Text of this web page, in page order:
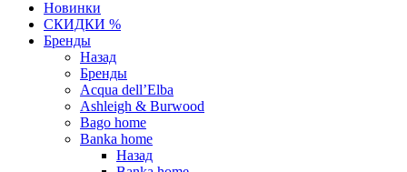
Новинки
СКИДКИ %
Бренды
Назад
Бренды
Acqua dell’Elba
Ashleigh & Burwood
Bago home
Banka home
Назад